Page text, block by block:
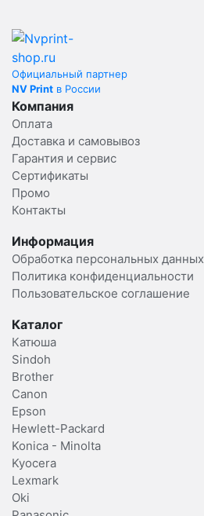
Официальный партнер
NV Print в России
Компания
Оплата
Доставка и самовывоз
Гарантия и сервис
Сертификаты
Промо
Контакты
Информация
Обработка персональных данных
Политика конфиденциальности
Пользовательское соглашение
Каталог
Катюша
Sindoh
Brother
Canon
Epson
Hewlett-Packard
Konica - Minolta
Kyocera
Lexmark
Oki